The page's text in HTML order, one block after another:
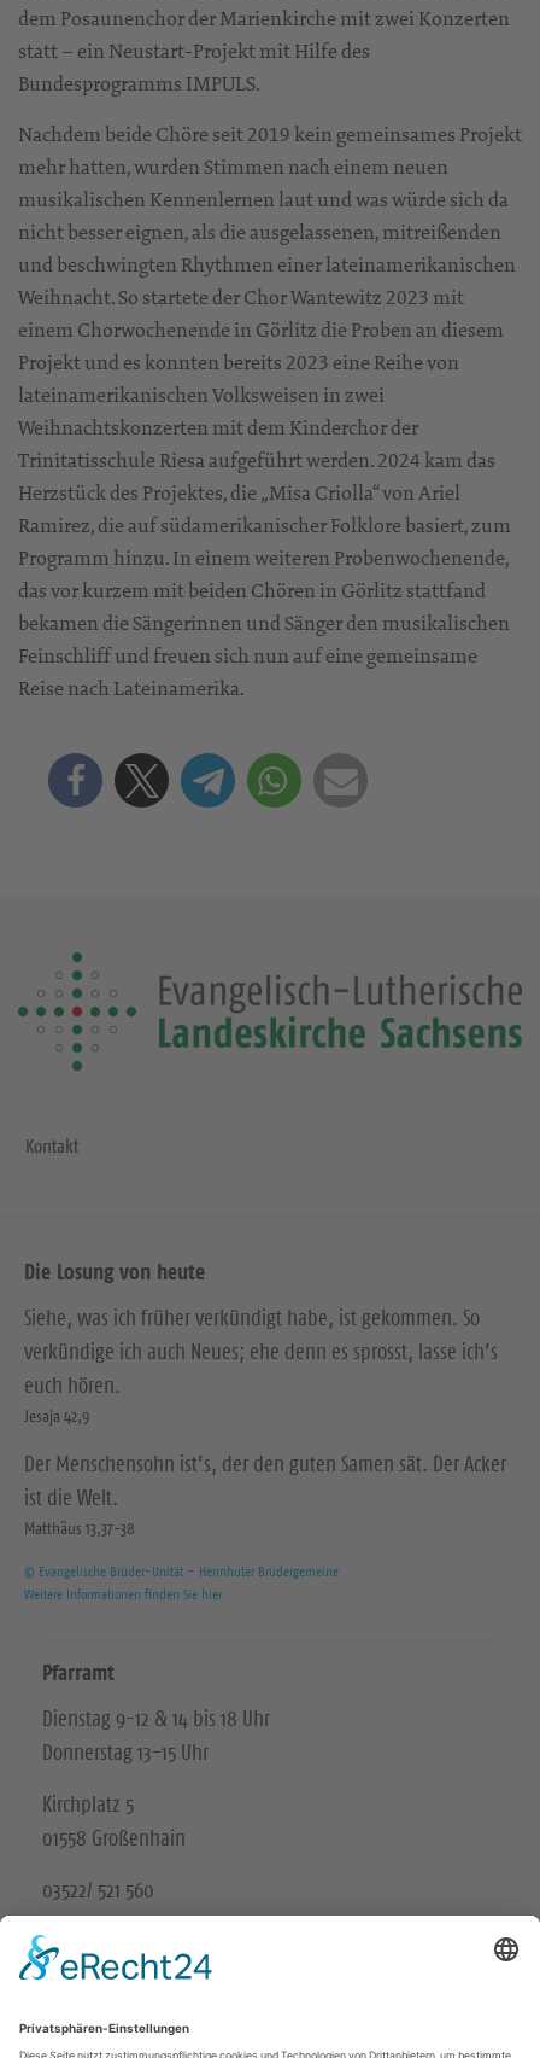
dem Posaunenchor der Marienkirche mit zwei Konzerten
statt – ein Neustart-Projekt mit Hilfe des
Bundesprogramms IMPULS.
Nachdem beide Chöre seit 2019 kein gemeinsames Projekt
mehr hatten, wurden Stimmen nach einem neuen
musikalischen Kennenlernen laut und was würde sich da
nicht besser eignen, als die ausgelassenen, mitreißenden
und beschwingten Rhythmen einer lateinamerikanischen
Weihnacht. So startete der Chor Wantewitz 2023 mit
einem Chorwochenende in Görlitz die Proben an diesem
Projekt und es konnten bereits 2023 eine Reihe von
lateinamerikanischen Volksweisen in zwei
Weihnachtskonzerten mit dem Kinderchor der
Trinitatisschule Riesa aufgeführt werden. 2024 kam das
Herzstück des Projektes, die „Misa Criolla“ von Ariel
Ramirez, die auf südamerikanischer Folklore basiert, zum
Programm hinzu. In einem weiteren Probenwochenende,
das vor kurzem mit beiden Chören in Görlitz stattfand
bekamen die Sängerinnen und Sänger den musikalischen
Feinschliff und freuen sich nun auf eine gemeinsame
Reise nach Lateinamerika.
Kontakt
Die Losung von heute
Siehe, was ich früher verkündigt habe, ist gekommen. So
verkündige ich auch Neues; ehe denn es sprosst, lasse ich’s
euch hören.
Jesaja 42,9
Der Menschensohn ist’s, der den guten Samen sät. Der Acker
ist die Welt.
Matthäus 13,37-38
© Evangelische Brüder-Unität – Herrnhuter Brüdergemeine
Weitere Informationen finden Sie hier
Pfarramt
Dienstag 9-12 & 14 bis 18 Uhr
Donnerstag 13-15 Uhr
Kirchplatz 5
01558 Großenhain
03522/ 521 560
Unsere Schwesterkirchgemeinde
Wir in den sozialen Medien